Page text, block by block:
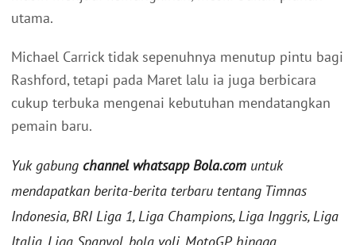
utama.
Michael Carrick tidak sepenuhnya menutup pintu bagi
Rashford, tetapi pada Maret lalu ia juga berbicara
cukup terbuka mengenai kebutuhan mendatangkan
pemain baru.
Yuk gabung channel whatsapp Bola.com untuk
mendapatkan berita-berita terbaru tentang Timnas
Indonesia, BRI Liga 1, Liga Champions, Liga Inggris, Liga